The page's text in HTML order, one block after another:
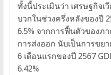
ทั้งนี้ประเมินว่า เศรษฐกิจ
บวกในช่วงครึ่งหลังของปี
6.5% จากการฟื้นตัวของภ
การส่งออก นับเป็นการขย
6 เดือนแรกของปี 2567
6.42%